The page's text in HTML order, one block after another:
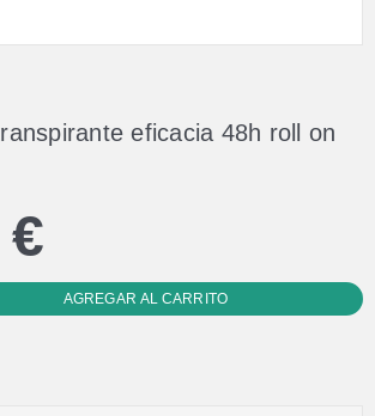
eficacia 48h roll on